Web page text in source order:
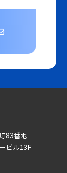
83番地
ビル13F